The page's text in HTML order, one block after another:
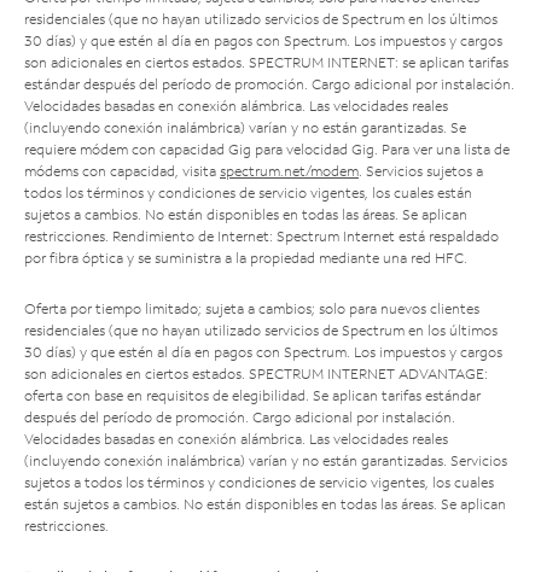
residenciales (que no hayan utilizado servicios de Spectrum en los últimos
30 días) y que estén al día en pagos con Spectrum. Los impuestos y cargos
son adicionales en ciertos estados. SPECTRUM INTERNET: se aplican tarifas
estándar después del período de promoción. Cargo adicional por instalación.
Velocidades basadas en conexión alámbrica. Las velocidades reales
(incluyendo conexión inalámbrica) varían y no están garantizadas. Se
requiere módem con capacidad Gig para velocidad Gig. Para ver una lista de
módems con capacidad, visita spectrum.net/modem . Servicios sujetos a
todos los términos y condiciones de servicio vigentes, los cuales están
sujetos a cambios. No están disponibles en todas las áreas. Se aplican
restricciones. Rendimiento de Internet: Spectrum Internet está respaldado
por fibra óptica y se suministra a la propiedad mediante una red HFC.
Oferta por tiempo limitado; sujeta a cambios; solo para nuevos clientes
residenciales (que no hayan utilizado servicios de Spectrum en los últimos
30 días) y que estén al día en pagos con Spectrum. Los impuestos y cargos
son adicionales en ciertos estados. SPECTRUM INTERNET ADVANTAGE:
oferta con base en requisitos de elegibilidad. Se aplican tarifas estándar
después del período de promoción. Cargo adicional por instalación.
Velocidades basadas en conexión alámbrica. Las velocidades reales
(incluyendo conexión inalámbrica) varían y no están garantizadas. Servicios
sujetos a todos los términos y condiciones de servicio vigentes, los cuales
están sujetos a cambios. No están disponibles en todas las áreas. Se aplican
restricciones.